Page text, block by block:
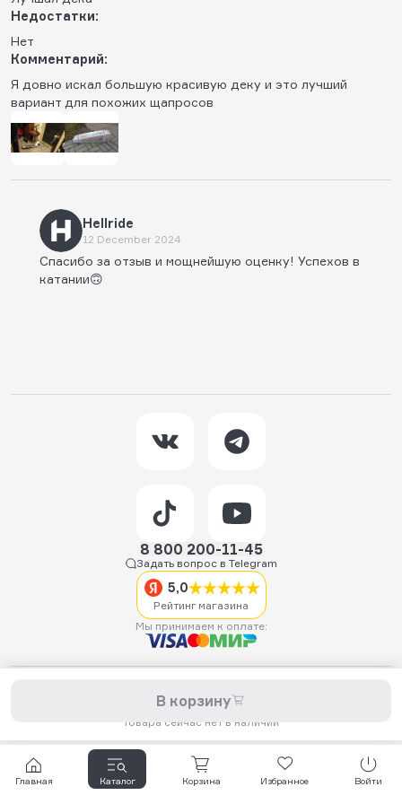
В корзину
Товара сейчас нет в наличии
Недостатки:
Нет
Комментарий:
Я довно искал большую красивую деку и это лучший
вариант для похожих щапросов
Hellride
12 December 2024
Спасибо за отзыв и мощнейшую оценку! Успехов в
катании🙃
8 800 200-11-45
Задать вопрос в Telegram
5,0
Рейтинг магазина
Мы принимаем к оплате:
самокатов, запчастей для самокатов, аксессуаров, экипировки,
одежды и обуви.
Главная Каталог Корзина Избранное Войти